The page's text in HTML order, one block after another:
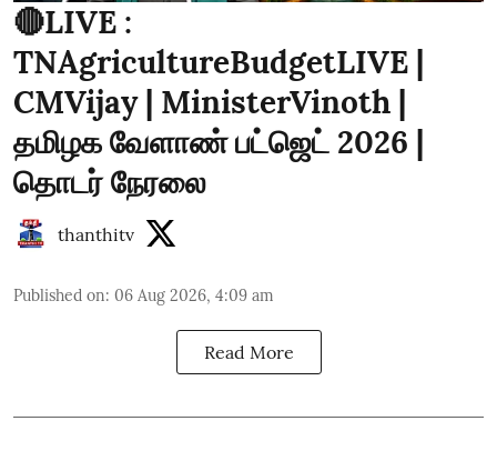
🔴LIVE :
TNAgricultureBudgetLIVE |
CMVijay | MinisterVinoth |
தமிழக வேளாண் பட்ஜெட் 2026 |
தொடர் நேரலை
thanthitv
Published on: 06 Aug 2026, 4:09 am
Read More